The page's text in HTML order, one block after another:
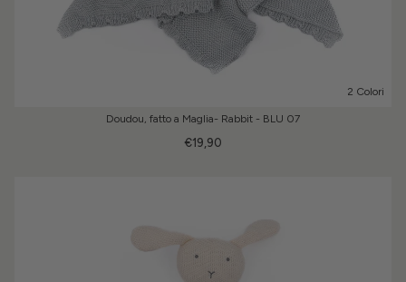
2 Colori
Doudou, fatto a Maglia- Rabbit - BLU 07
€19,90